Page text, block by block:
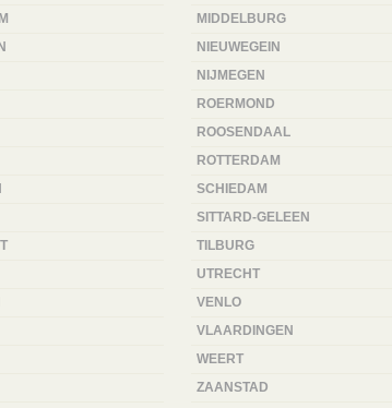
MIDDELBURG
NIEUWEGEIN
NIJMEGEN
ROERMOND
ROOSENDAAL
ROTTERDAM
SCHIEDAM
SITTARD-GELEEN
TILBURG
UTRECHT
VENLO
VLAARDINGEN
WEERT
ZAANSTAD